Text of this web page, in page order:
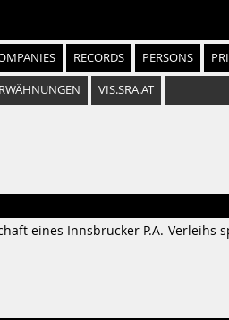
RECORDS PERSONS
VIS.SRA.AT
eines Innsbrucker P.A.-